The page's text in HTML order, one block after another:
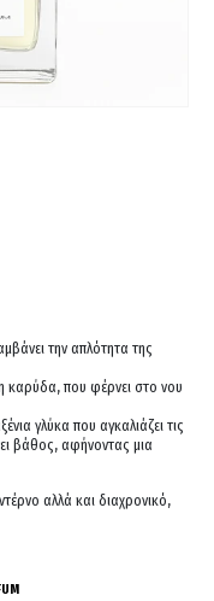
την απλότητα της
καρύδα, που φέρνει στο νου
γλύκα που αγκαλιάζει τις
βάθος, αφήνοντας μια
αλλά και διαχρονικό,